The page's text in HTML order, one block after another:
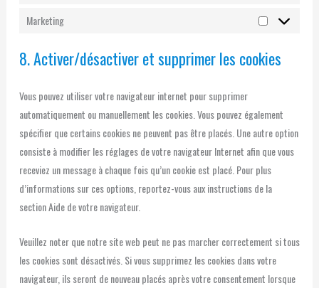
Marketing
8. Activer/désactiver et supprimer les cookies
Vous pouvez utiliser votre navigateur internet pour supprimer
automatiquement ou manuellement les cookies. Vous pouvez également
spécifier que certains cookies ne peuvent pas être placés. Une autre option
consiste à modifier les réglages de votre navigateur Internet afin que vous
receviez un message à chaque fois qu’un cookie est placé. Pour plus
d’informations sur ces options, reportez-vous aux instructions de la
section Aide de votre navigateur.
Veuillez noter que notre site web peut ne pas marcher correctement si tous
les cookies sont désactivés. Si vous supprimez les cookies dans votre
navigateur, ils seront de nouveau placés après votre consentement lorsque